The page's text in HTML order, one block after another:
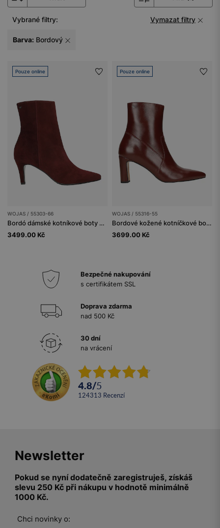
Vybrané filtry: Vymazat filtry
Barva: Bordový
Pouze online
WOJAS / 55303-66
Bordó dámské kotníkové boty na nízkém podpatku
3499.00 Kč
Pouze online
WOJAS / 55316-55
Bordové kožené kotníčkové boty na podpatku
3699.00 Kč
Bezpečné nakupování
s certifikátem SSL
Doprava zdarma
nad 500 Kč
30 dní
na vrácení
4.8/5
124313 recenzí
Newsletter
Pokud se nyní dodatečně zaregistruješ, získáš
slevu 250 Kč při nákupu v hodnotě minimálně
1000 Kč.
Chci novinky o: